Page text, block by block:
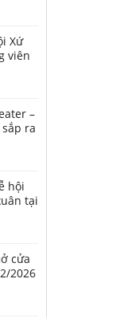
Xứ
viên
4 –
–
ra
Sơn
hội
tại
cửa
2026